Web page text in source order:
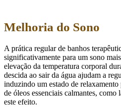
Melhoria do Sono
A prática regular de banhos
significativamente para um sono
elevação da temperatura corporal
descida ao sair da água ajudam a
induzindo um estado de
de óleos essenciais calmantes, como
este efeito.